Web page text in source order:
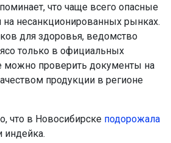
что чаще всего опасные
на несанкционированных рынках.
для здоровья, ведомство
только в официальных
можно проверить документы на
продукции в регионе
что в Новосибирске подорожала
индейка.